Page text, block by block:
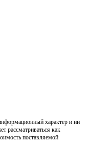
характер и ни
рассматриваться как
поставляемой